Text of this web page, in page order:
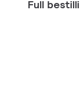
Full